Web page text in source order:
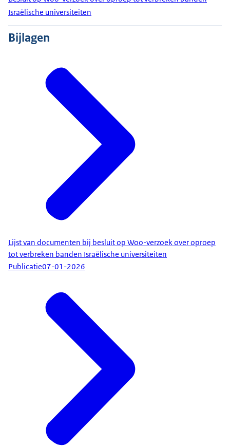
Israëlische universiteiten
Bijlagen
Lijst van documenten bij besluit op Woo-verzoek over oproep
tot verbreken banden Israëlische universiteiten
Publicatie07-01-2026